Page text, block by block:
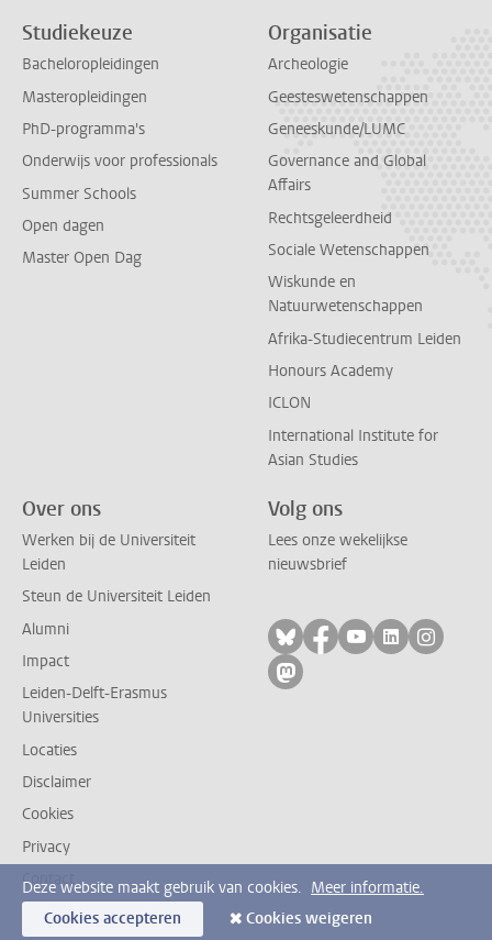
Studiekeuze
Bacheloropleidingen
Masteropleidingen
PhD-programma's
Onderwijs voor professionals
Summer Schools
Open dagen
Master Open Dag
Organisatie
Archeologie
Geesteswetenschappen
Geneeskunde/LUMC
Governance and Global
Affairs
Rechtsgeleerdheid
Sociale Wetenschappen
Wiskunde en
Natuurwetenschappen
Afrika-Studiecentrum Leiden
Honours Academy
ICLON
International Institute for
Asian Studies
Over ons
Werken bij de Universiteit
Leiden
Steun de Universiteit Leiden
Alumni
Impact
Leiden-Delft-Erasmus
Universities
Locaties
Disclaimer
Cookies
Privacy
Contact
Volg ons
Lees onze wekelijkse
nieuwsbrief
Volg ons op bluesky
Volg ons op
Volg ons op
Volg ons
Volg
Volg ons op mastodon
Deze website maakt gebruik van cookies. Meer informatie.
Cookies accepteren
Cookies weigeren